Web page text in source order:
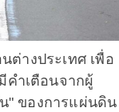
างประเทศ เพื่อ
คำเตือนจากผู้
" ของการแผ่นดิน